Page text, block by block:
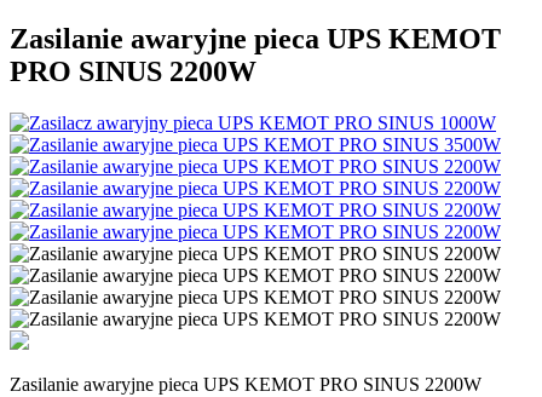
Zasilanie awaryjne pieca UPS KEMOT
PRO SINUS 2200W
Zasilanie awaryjne pieca UPS KEMOT PRO SINUS 2200W